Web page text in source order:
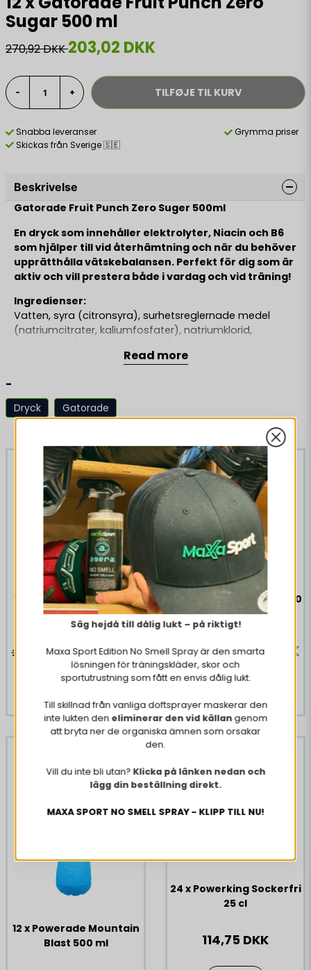
Sugar 500 ml
270,92 DKK203,02 DKK
- + TILFØJE TIL KURV
Snabba leveranser
Grymma priser
Skickas från Sverige 🇸🇪
Beskrivelse
Gatorade Fruit Punch Zero Suger 500ml
En dryck som innehåller elektrolyter, Niacin och B6
som hjälper till vid återhämtning och när du behöver
upprätthålla vätskebalansen. Perfekt för dig som är
aktiv och vill prestera både i vardag och vid träning!
Ingredienser:
Vatten, syra (citronsyra), surhetsreglernade medel
(natriumcitrater, kaliumfosfater), natriumklorid,
(gummi arabicum, E445), sötningsmedel (sukralos,
OBS Produkten innehåller hög koffeinhalt.
Rekommenderas ej för barn, gravida och ammande
eller personer känsliga för koffein. Användning ihop
med alkoholhaltig dryck rekommenderas ej. Vi
rekommenderar max 2 burkar/dygn. Öppnad burk bör
konsumeras under dagen. Förvaringsinstruktioner för
konsument: Förvaras i rumstemperatur eller vid lägst
Read more
-
Dryck Gatorade
12 x Gatorade Cool Blue
500 ml
-26%
236,97 DKK 175,86 DKK
12 x Gatorade Lemon 500
ml
236,97 DKK 175,86 DKK
12 x Powerade Mountain
Blast 500 ml
24 x Powerking Sockerfri
25 cl
114,75 DKK
Säg hejdå till dålig lukt – på riktigt!
Maxa Sport Edition No Smell Spray är den smarta
lösningen för träningskläder, skor och
sportutrustning som fått en envis dålig lukt.
Till skillnad från vanliga doftsprayer maskerar den
inte lukten den eliminerar den vid källan genom
att bryta ner de organiska ämnen som orsakar
den.
Vill du inte bli utan? Klicka på länken nedan och
lägg din beställning direkt.
MAXA SPORT NO SMELL SPRAY - KLIPP TILL NU!